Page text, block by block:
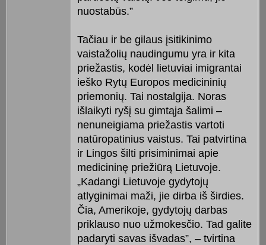
nuostabūs.”
Tačiau ir be gilaus įsitikinimo
vaistažolių naudingumu yra ir kita
priežastis, kodėl lietuviai imigrantai
ieško Rytų Europos medicininių
priemonių. Tai nostalgija. Noras
išlaikyti ryšį su gimtąja šalimi –
nenuneigiama priežastis vartoti
natūropatinius vaistus. Tai patvirtina
ir Lingos šilti prisiminimai apie
medicininę priežiūrą Lietuvoje.
„Kadangi Lietuvoje gydytojų
atlyginimai maži, jie dirba iš širdies.
Čia, Amerikoje, gydytojų darbas
priklauso nuo užmokesčio. Tad galite
padaryti savas išvadas”, – tvirtina